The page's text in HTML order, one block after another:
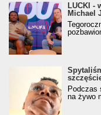
LUCKI -
Michael
Podczas
na żywo